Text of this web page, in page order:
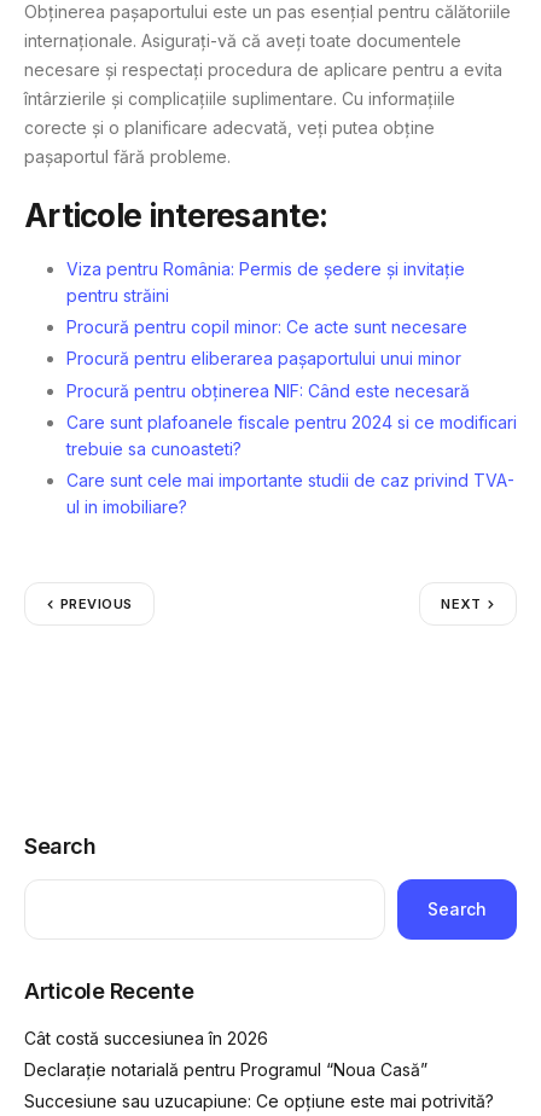
Obținerea pașaportului este un pas esențial pentru călătoriile
internaționale. Asigurați-vă că aveți toate documentele
necesare și respectați procedura de aplicare pentru a evita
întârzierile și complicațiile suplimentare. Cu informațiile
corecte și o planificare adecvată, veți putea obține
pașaportul fără probleme.
Articole interesante:
Viza pentru România: Permis de ședere și invitație
pentru străini
Procură pentru copil minor: Ce acte sunt necesare
Procură pentru eliberarea pașaportului unui minor
Procură pentru obținerea NIF: Când este necesară
Care sunt plafoanele fiscale pentru 2024 si ce modificari
trebuie sa cunoasteti?
Care sunt cele mai importante studii de caz privind TVA-
ul in imobiliare?
PREVIOUS NEXT
Search
Search
Articole Recente
Cât costă succesiunea în 2026
Declarație notarială pentru Programul “Noua Casă”
Succesiune sau uzucapiune: Ce opțiune este mai potrivită?